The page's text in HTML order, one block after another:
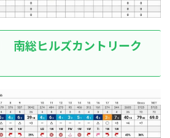
南総ヒルズカントリーク